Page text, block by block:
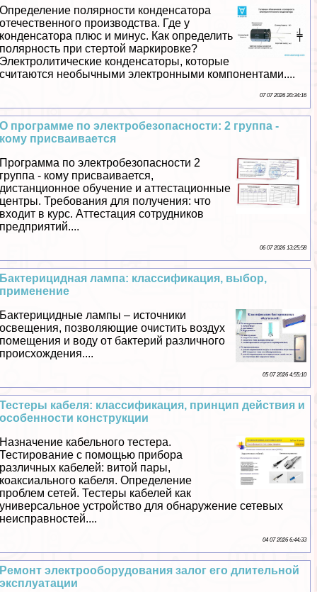
Определение полярности конденсатора
отечественного производства. Где у
конденсатора плюс и минус. Как определить
полярность при стертой маркировке?
Электролитические конденсаторы, которые
считаются необычными электронными компонентами....
07 07 2026 20:34:16
О программе по электробезопасности: 2 группа -
кому присваивается
Программа по электробезопасности 2
группа - кому присваивается,
дистанционное обучение и аттестационные
центры. Требования для получения: что
входит в курс. Аттестация сотрудников
предприятий....
06 07 2026 13:25:58
Бактерицидная лампа: классификация, выбор,
применение
Бактерицидные лампы – источники
освещения, позволяющие очистить воздух
помещения и воду от бактерий различного
происхождения....
05 07 2026 4:55:10
Тестеры кабеля: классификация, принцип действия и
особенности конструкции
Назначение кабельного тестера.
Тестирование с помощью прибора
различных кабелей: витой пары,
коаксиального кабеля. Определение
проблем сетей. Тестеры кабелей как
универсальное устройство для обнаружение сетевых
неисправностей....
04 07 2026 6:44:33
Ремонт электрооборудования залог его длительной
эксплуатации